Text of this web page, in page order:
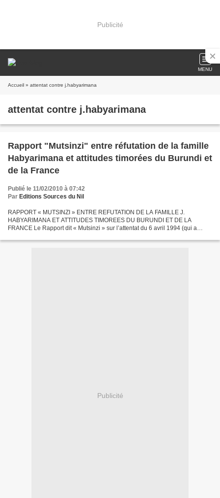
Publicité
MENU
Accueil » attentat contre j.habyarimana
attentat contre j.habyarimana
Rapport "Mutsinzi" entre réfutation de la famille
Habyarimana et attitudes timorées du Burundi et
de la France
Publié le 11/02/2010 à 07:42
Par Editions Sources du Nil
RAPPORT « MUTSINZI » ENTRE REFUTATION DE LA FAMILLE J.
HABYARIMANA ET ATTITUDES TIMOREES DU BURUNDI ET DE LA
FRANCE Le Rapport dit « Mutsinzi » sur l’attentat du 6 avril 1994 (qui a
Publicité